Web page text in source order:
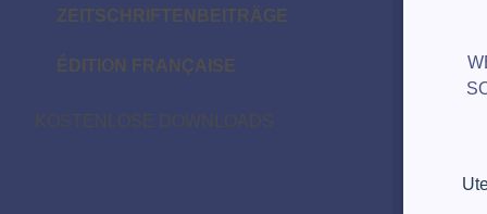
ZEITSCHRIFTENBEITRÄGE
ÉDITION FRANÇAISE
KOSTENLOSE DOWNLOADS